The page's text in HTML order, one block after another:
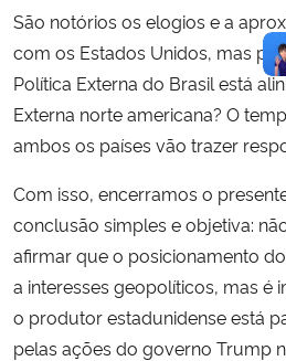
São notórios os elogios e a
com os Estados Unidos, mas
Política Externa do Brasil está
Externa norte americana? O
ambos os países vão trazer
Com isso, encerramos o
conclusão simples e objetiva:
afirmar que o posicionamento
a interesses geopolíticos, mas é
o produtor estadunidense está
pelas ações do governo Trump